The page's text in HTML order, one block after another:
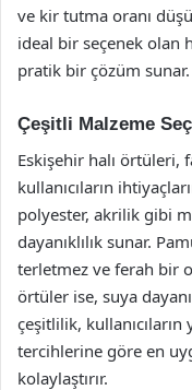
ve kir tutma oranı
ideal bir seçenek olan
pratik bir çözüm sunar.
Çeşitli Malzeme
Eskişehir halı örtüleri,
kullanıcıların
polyester, akrilik gibi
dayanıklılık sunar.
terletmez ve ferah bir
örtüler ise, suya
çeşitlilik,
tercihlerine göre en
kolaylaştırır.